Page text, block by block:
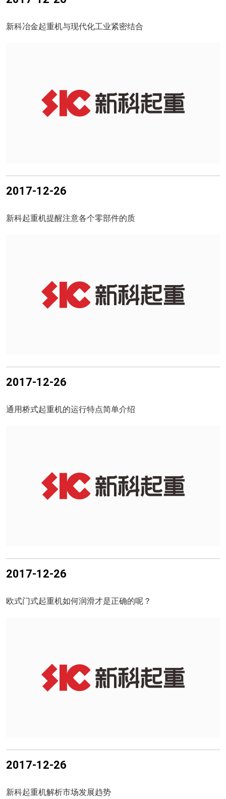
新科冶金起重机与现代化工业紧密结合
2017-12-26
新科起重机提醒注意各个零部件的质
2017-12-26
通用桥式起重机的运行特点简单介绍
2017-12-26
欧式门式起重机如何润滑才是正确的呢？
2017-12-26
新科起重机解析市场发展趋势